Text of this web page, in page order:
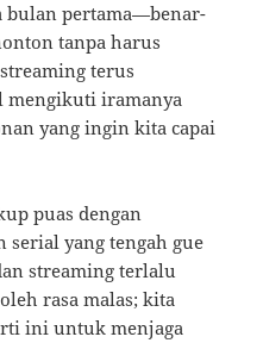
bulan pertama—benar-
tanpa harus
terus
mengikuti iramanya
yang ingin kita capai
puas dengan
yang tengah gue
streaming terlalu
rasa malas; kita
ini untuk menjaga